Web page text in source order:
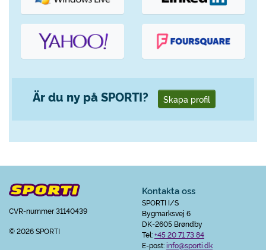
Är du ny på SPORTI? Skapa profil
CVR-nummer 31140439
© 2026 SPORTI
Kontakta oss
SPORTI I/S
Bygmarksvej 6
DK-2605 Brøndby
Tel:+45 20 71 73 84
E-post:info@sporti.dk